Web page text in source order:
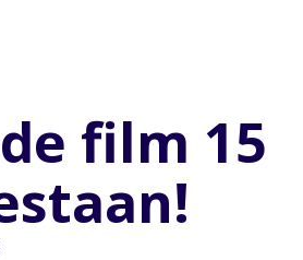
film 15